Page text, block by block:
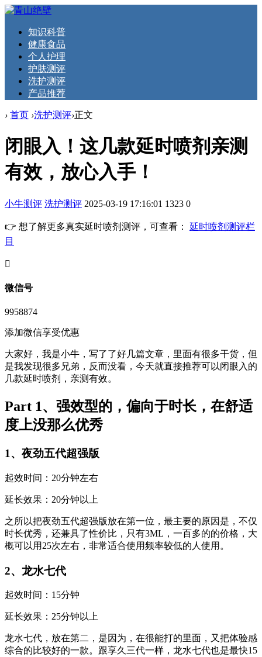
知识科普
健康食品
个人护理
护肤测评
洗护测评
产品推荐
› 首页 ›洗护测评›正文
闭眼入！这几款延时喷剂亲测
有效，放心入手！
小牛测评 洗护测评 2025-03-19 17:16:01 1323 0
👉 想了解更多真实延时喷剂测评，可查看： 延时喷剂测评栏
目
󦘖
微信号
9958874
添加微信享受优惠
大家好，我是小牛，写了了好几篇文章，里面有很多干货，但
是我发现很多兄弟，反而没看，今天就直接推荐可以闭眼入的
几款延时喷剂，亲测有效。
Part 1、强效型的，偏向于时长，在舒适
度上没那么优秀
1、夜劲五代超强版
起效时间：20分钟左右
延长效果：20分钟以上
之所以把夜劲五代超强版放在第一位，最主要的原因是，不仅
时长优秀，还兼具了性价比，只有3ML，一百多的的价格，大
概可以用25次左右，非常适合使用频率较低的人使用。
2、龙水七代
起效时间：15分钟
延长效果：25分钟以上
龙水七代，放在第二，是因为，在很能打的里面，又把体验感
综合的比较好的一款。跟享久三代一样，龙水七代也是最快15